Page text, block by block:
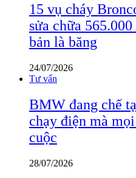
15 vụ cháy
sửa chữa
bản là băng
24/07/2026
Tư vấn
BMW đang chế
chạy điện mà
cuộc
28/07/2026